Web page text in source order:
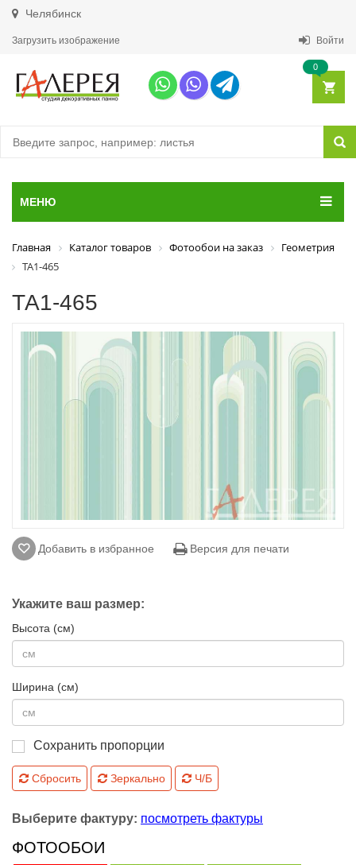
Челябинск
Загрузить изображение Войти
0
МЕНЮ
Главная Каталог товаров Фотообои на заказ
Геометрия
ТА1-465
ТА1-465
Добавить в избранное Версия для печати
Укажите ваш размер:
Высота (см)
Ширина (см)
Сохранить пропорции
Сбросить Зеркально Ч/Б
Выберите фактуру: посмотреть фактуры
ФОТООБОИ